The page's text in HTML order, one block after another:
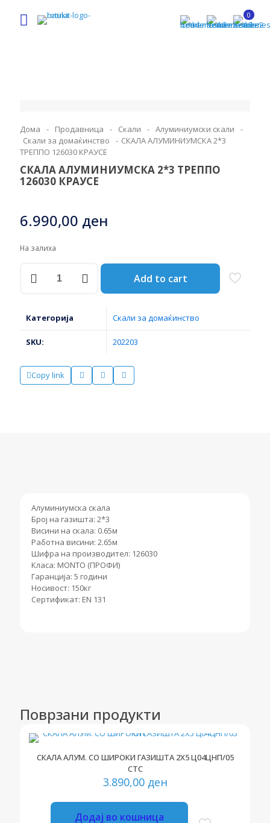
0
Дома - Продавница - Скали - Алуминиумски скали
-
Скали за домаќинство
- СКАЛА АЛУМИНИУМСКА 2*3
ТРЕППО 126030 КРАУСЕ
СКАЛА АЛУМИНИУМСКА 2*3 ТРЕППО
126030 КРАУСЕ
6.990,00 ден
На залиха
АЛУМИНИУМСКА
126030
Add to cart
Категорија Скали за домаќинство
SKU: 202203
Copy link
Алуминиумска скала
Број на газишта: 2*3
Висини на скала: 0.65м
Работна висини: 2.65м
Шифра на производител: 126030
Класа: MONTO (ПРОФИ)
Гаранција: 5 години
Носивост: 150кг
Сертификат: EN 131
Поврзани продукти
СКАЛА АЛУМ. СО ШИРОКИ ГАЗИШТА 2Х5 Ц04ЦНП/05
СТС
3.890,00 ден
Додај во кошница